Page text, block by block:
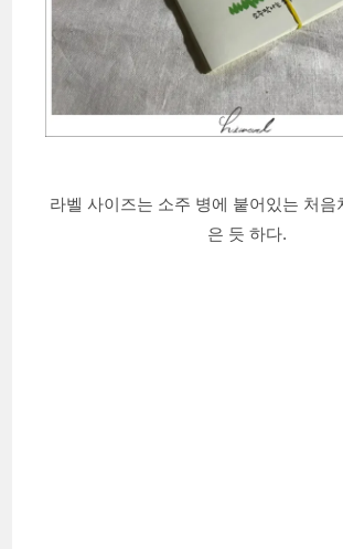
라벨 사이즈는 소주 병에 붙어있는 처음
은 듯 하다.